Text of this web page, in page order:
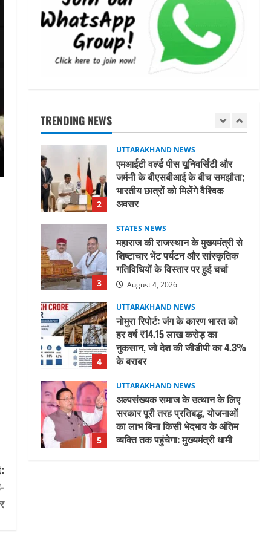
TRENDING NEWS
5
अल्पसंख्यक समाज के उत्थान के लिए
सरकार पूरी तरह प्रतिबद्ध, योजनाओं
का लाभ बिना किसी भेदभाव के अंतिम
व्यक्ति तक पहुंचेगा: मुख्यमंत्री धामी
August 2, 2026
1
UTTARAKHAND NEWS
2
UTTARAKHAND NEWS
एमआईटी वर्ल्ड पीस यूनिवर्सिटी और
जर्मनी के बीएसबीआई के बीच समझौता;
भारतीय छात्रों को मिलेंगे वैश्विक
अवसर
3
STATES NEWS
महाराज की राजस्थान के मुख्यमंत्री से
शिष्टाचार भेंट पर्यटन और सांस्कृतिक
गतिविधियों के विस्तार पर हुई चर्चा
August 4, 2026
4
UTTARAKHAND NEWS
नोमुरा रिपोर्ट: जंग के कारण भारत को
हर वर्ष ₹14.15 लाख करोड़ का
नुकसान, जो देश की जीडीपी का 4.3%
के बराबर
5
UTTARAKHAND NEWS
अल्पसंख्यक समाज के उत्थान के लिए
सरकार पूरी तरह प्रतिबद्ध, योजनाओं
का लाभ बिना किसी भेदभाव के अंतिम
व्यक्ति तक पहुंचेगा: मुख्यमंत्री धामी